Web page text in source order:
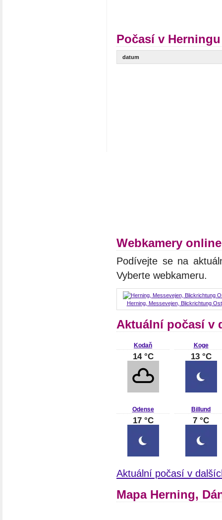
Počasí v
datum
Webkamery
Podívejte se na
Vyberte webkameru.
Herning, Messevejen, Blickrichtung Ost
Aktuální počasí v
Kodaň
14 °C
Koge
13 °C
Odense
17 °C
Billund
7 °C
Aktuální počasí v
Mapa Herning,